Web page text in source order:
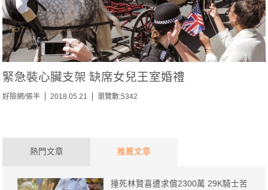
緊急裝心臟支架 缺席女兒王室婚禮
好險網/張半 2018.05.21 瀏覽數:5342
熱門文章 推薦文章
撞死林賢喜遭求償2300萬 29K騎士苦